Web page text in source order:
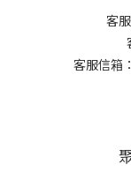
客
客服信箱